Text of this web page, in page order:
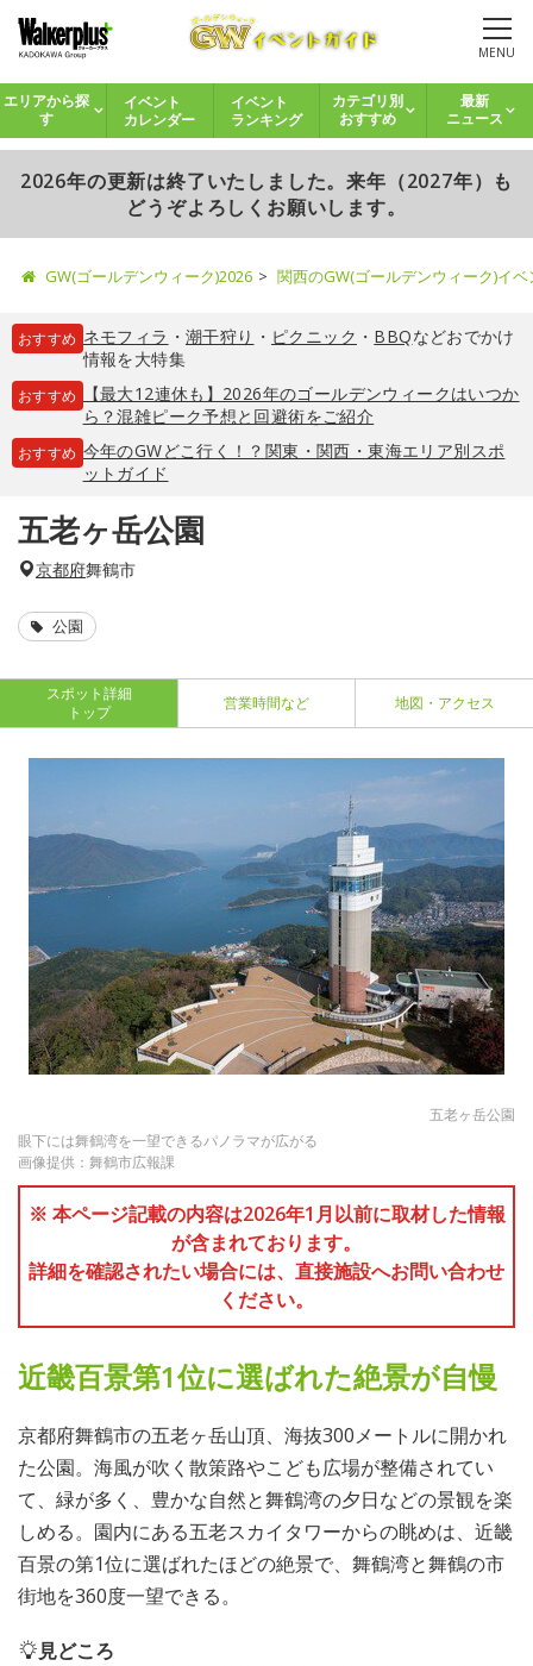
MENU
エリアから探
す
イベント
カレンダー
イベント
ランキング
カテゴリ別
おすすめ
最新
ニュース
2026年の更新は終了いたしました。来年（2027年）も
どうぞよろしくお願いします。
GW(ゴールデンウィーク)2026 関西のGW(ゴールデンウィーク)イ
おすすめ ネモフィラ ・ 潮干狩り ・ ピクニック ・ BBQなどおでかけ
情報を大特集
おすすめ
【最大12連休も】2026年のゴールデンウィークはいつか
ら？混雑ピーク予想と回避術をご紹介
おすすめ 今年のGWどこ行く！？関東・関西・東海エリア別スポ
ットガイド
五老ヶ岳公園
京都府舞鶴市
公園
スポット詳細
トップ
営業時間など 地図・アクセス
五老ヶ岳公園
眼下には舞鶴湾を一望できるパノラマが広がる
画像提供：舞鶴市広報課
※ 本ページ記載の内容は2026年1月以前に取材した情報
が含まれております。
詳細を確認されたい場合には、直接施設へお問い合わせ
ください。
近畿百景第1位に選ばれた絶景が自慢
京都府舞鶴市の五老ヶ岳山頂、海抜300メートルに開かれ
た公園。海風が吹く散策路やこども広場が整備されてい
て、緑が多く、豊かな自然と舞鶴湾の夕日などの景観を楽
しめる。園内にある五老スカイタワーからの眺めは、近畿
百景の第1位に選ばれたほどの絶景で、舞鶴湾と舞鶴の市
街地を360度一望できる。
見どころ